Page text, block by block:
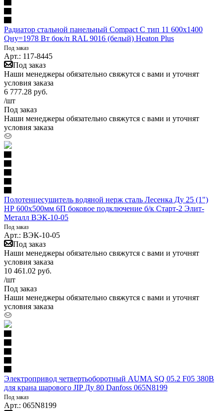
Радиатор стальной панельный Compact C тип 11 600х1400
Qну=1978 Вт бок/п RAL 9016 (белый) Heaton Plus
Под заказ
Арт.: 117-8445
Под заказ
Наши менеджеры обязательно свяжутся с вами и уточнят
условия заказа
6 777.28 руб.
/шт
Под заказ
Наши менеджеры обязательно свяжутся с вами и уточнят
условия заказа
Полотенцесушитель водяной нерж сталь Лесенка Ду 25 (1")
НР 600х500мм 6П боковое подключение б/к Старт-2 Элит-
Металл ВЭК-10-05
Под заказ
Арт.: ВЭК-10-05
Под заказ
Наши менеджеры обязательно свяжутся с вами и уточнят
условия заказа
10 461.02 руб.
/шт
Под заказ
Наши менеджеры обязательно свяжутся с вами и уточнят
условия заказа
Электропривод четвертьоборотный AUMA SQ 05.2 F05 380В
для крана шарового JIP Ду 80 Danfoss 065N8199
Под заказ
Арт.: 065N8199